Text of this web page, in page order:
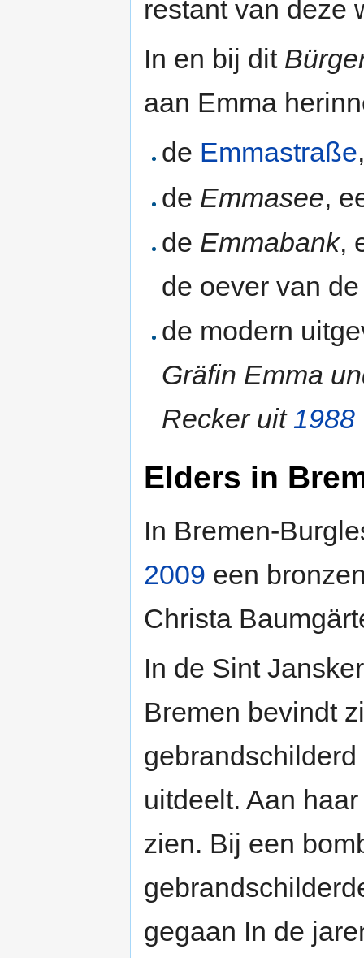
restant van deze
In en bij dit
aan Emma
de Emmastraße
de Emmasee,
de Emmabank,
de oever van
de modern
Gräfin Emma
Recker uit 1988
Elders in
In Bremen-
2009 een
Christa
In de Sint
Bremen bevindt
uitdeelt. Aan
zien. Bij een
gegaan In de